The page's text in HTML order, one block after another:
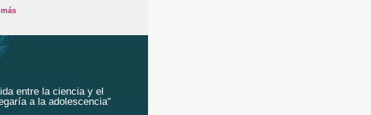
entre la ciencia y el
a la adolescencia"